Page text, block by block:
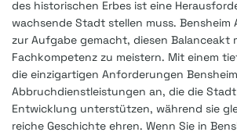
des historischen Erbes ist eine
wachsende Stadt stellen muss. Bensheim
zur Aufgabe gemacht, diesen Balanceakt
Fachkompetenz zu meistern. Mit einem
die einzigartigen Anforderungen
Abbruchdienstleistungen an, die die
Entwicklung unterstützen, während sie
reiche Geschichte ehren. Wenn Sie in